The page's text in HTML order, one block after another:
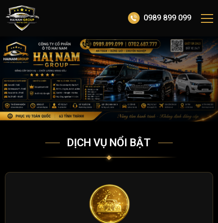
0989 899 099
DỊCH VỤ NỔI BẬT